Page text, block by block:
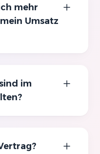
mehr
Umsatz
im